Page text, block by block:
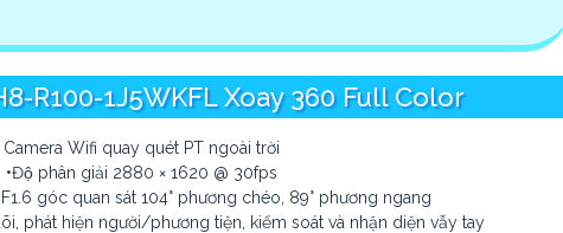
R100-1J5WKFL Xoay 360 Full Color
Camera Wifi quay quét PT ngoài trời
•Độ phân giải 2880 × 1620 @ 30fps
góc quan sát 104° phương chéo, 89° phương ngang
phát hiện người/phương tiện, kiểm soát và nhận diện vẫy tay